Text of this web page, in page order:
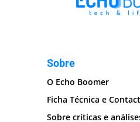
Sobre
O Echo Boomer
Ficha Técnica e
Sobre críticas e